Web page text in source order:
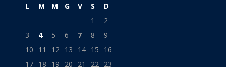
L M M G V S
D
1
2
3
4 5 6 7 8
9
10
11 12 13 14 15
16
17 18 19 20 21 22 23